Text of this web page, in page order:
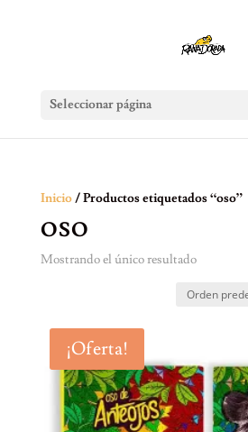
Seleccionar página
Inicio/ Productos etiquetados “oso”
OSO
Mostrando el único resultado
¡Oferta!